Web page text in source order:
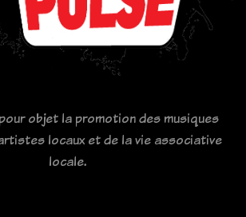
objet la promotion des musiques
locaux et de la vie associative
locale.